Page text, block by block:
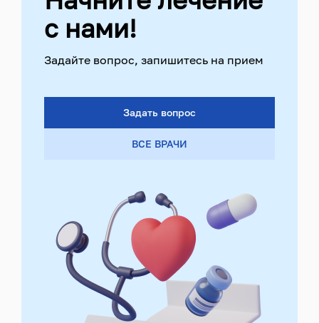
с нами!
Задайте вопрос, запишитесь на прием
Задать вопрос
ВСЕ ВРАЧИ